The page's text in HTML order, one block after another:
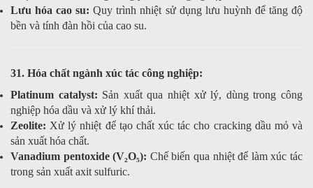
Lưu hóa cao su: Quy trình nhiệt sử dụng lưu huỳnh để tăng độ
bền và tính đàn hồi của cao su.
31. Hóa chất ngành xúc tác công nghiệp:
Platinum catalyst: Sản xuất qua nhiệt xử lý, dùng trong công
nghiệp hóa dầu và xử lý khí thải.
Zeolite: Xử lý nhiệt để tạo chất xúc tác cho cracking dầu mỏ và
sản xuất hóa chất.
Vanadium pentoxide (V₂O₅): Chế biến qua nhiệt để làm xúc tác
trong sản xuất axit sulfuric.